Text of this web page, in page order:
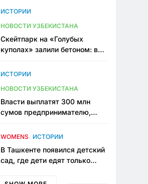
Узбекистане
ИСТОРИИ
НОВОСТИ УЗБЕКИСТАНА
Скейтпарк на «Голубых
куполах» залили бетоном: в
одно общественное
ИСТОРИИ
НОВОСТИ УЗБЕКИСТАНА
Власти выплатят 300 млн
сумов предпринимателю,
тюрьме по незаконному
WOMENS ИСТОРИИ
В Ташкенте появился детский
сад, где дети едят только
мама, которая устала просить